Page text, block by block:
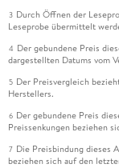
3 Durch Öffnen der
Leseprobe übermittelt
4 Der gebundene Preis
dargestellten Datums vom
5 Der Preisvergleich
Herstellers.
6 Der gebundene Preis
Preissenkungen beziehen
7 Die Preisbindung dieses
beziehen sich auf den